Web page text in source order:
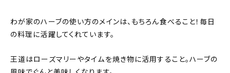
わが家のハーブの使い方のメインは、もちろん食べること！毎日
の料理に活躍してくれています。
王道はローズマリーやタイムを焼き物に活用すること。ハーブの